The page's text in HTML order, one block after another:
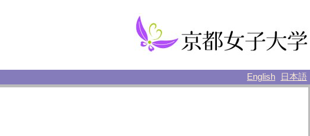
English 日本語